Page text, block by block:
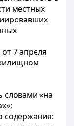
местных
от 7 апреля
словами «на
содержания: